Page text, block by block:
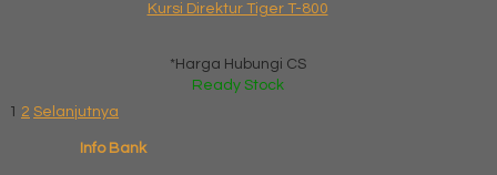
Kursi Direktur Tiger T-800
*Harga Hubungi CS
Ready Stock
1 2 Selanjutnya
Info Bank